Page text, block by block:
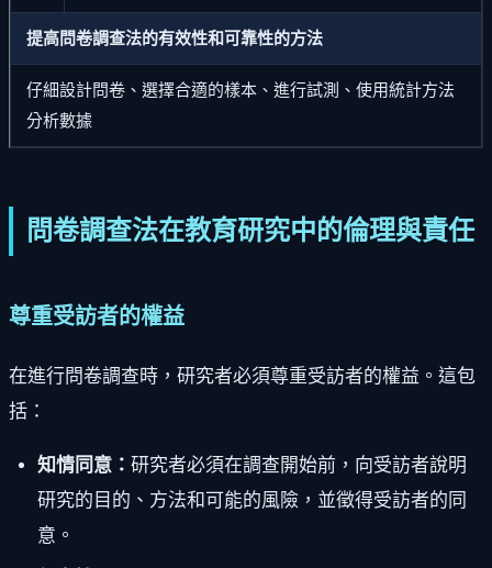
提高問卷調查法的有效性和可靠性的方法
仔細設計問卷、選擇合適的樣本、進行試測、使用統計方法
分析數據
問卷調查法在教育研究中的倫理與責任
尊重受訪者的權益
在進行問卷調查時，研究者必須尊重受訪者的權益。這包
括：
知情同意： 研究者必須在調查開始前，向受訪者說明
研究的目的、方法和可能的風險，並徵得受訪者的同
意。